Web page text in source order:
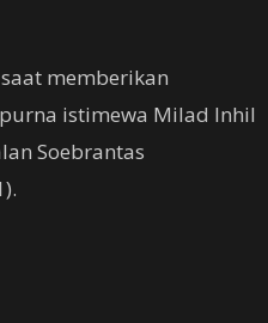
memberikan
istimewa Milad Inhil
Soebrantas